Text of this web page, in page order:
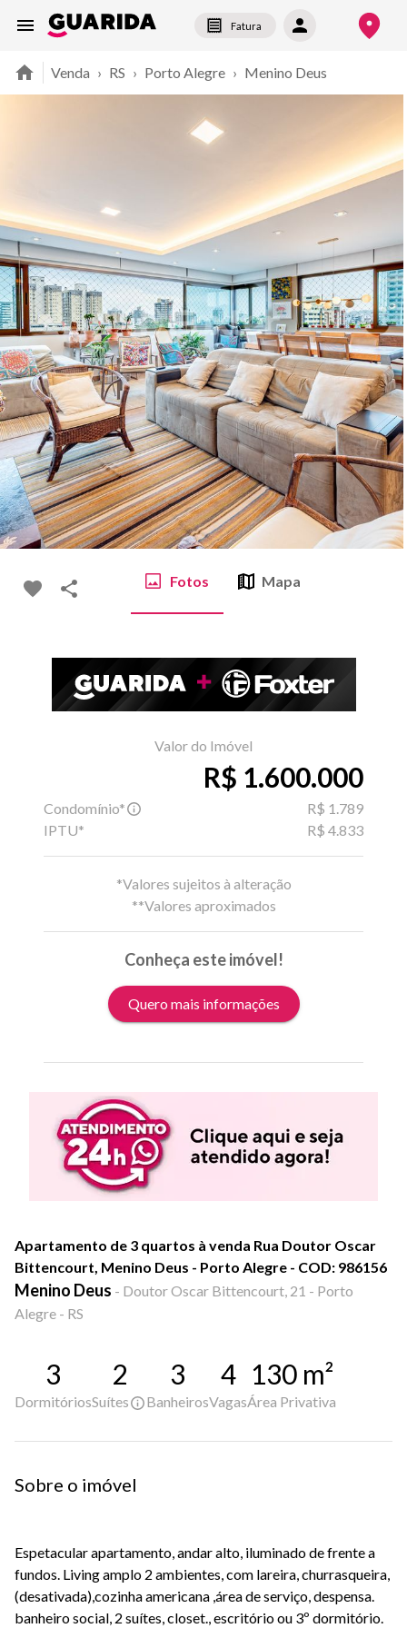
Fatura
Venda › RS › Porto Alegre › Menino Deus
Fotos Mapa
Valor do Imóvel
R$ 1.600.000
Condomínio*
R$ 1.789
IPTU*
R$ 4.833
*Valores sujeitos à alteração
**Valores aproximados
Conheça este imóvel!
Quero mais informações
Apartamento de 3 quartos à venda Rua Doutor Oscar
Bittencourt, Menino Deus - Porto Alegre - COD: 986156
Menino Deus - Doutor Oscar Bittencourt, 21 - Porto
Alegre - RS
3
Dormitórios
2
Suítes
3
Banheiros
4
Vagas
130 m²
Área Privativa
Sobre o imóvel
Espetacular apartamento, andar alto, iluminado de frente a
fundos. Living amplo 2 ambientes, com lareira, churrasqueira,
(desativada),cozinha americana ,área de serviço, despensa.
banheiro social, 2 suítes, closet., escritório ou 3º dormitório.